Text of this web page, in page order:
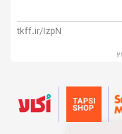
tkff.ir/IzpN